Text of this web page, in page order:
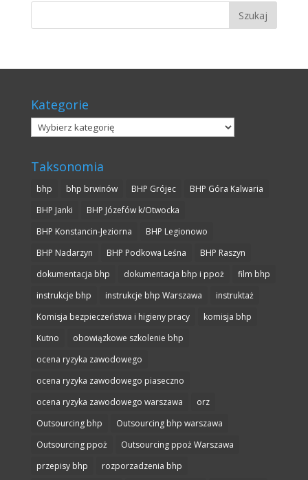
Kategorie
Kategorie
Taksonomia
bhp bhp brwinów BHP Grójec
BHP Góra Kalwaria
BHP Janki
BHP Józefów k/Otwocka
BHP Konstancin-Jeziorna
BHP Legionowo
BHP Nadarzyn
BHP Podkowa Leśna
BHP Raszyn
dokumentacja bhp
dokumentacja bhp i ppoż
film bhp
instrukcje bhp
instrukcje bhp Warszawa
instruktaż
Komisja bezpieczeństwa i higieny pracy
komisja bhp
Kutno
obowiązkowe szkolenie bhp
ocena ryzyka zawodowego
ocena ryzyka zawodowego piaseczno
ocena ryzyka zawodowego warszawa
orz
Outsourcing bhp
Outsourcing bhp warszawa
Outsourcing ppoż
Outsourcing ppoż Warszawa
przepisy bhp
rozporzadzenia bhp